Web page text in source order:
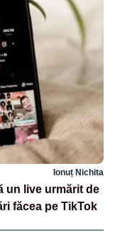
Ionuț Nichita
un live urmărit de
făcea pe TikTok